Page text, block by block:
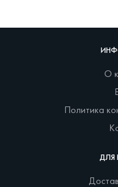
О
Политика
ДЛЯ